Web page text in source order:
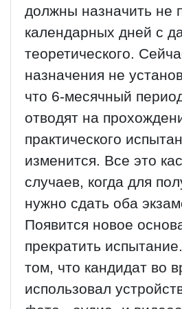
должны назначить не
календарных дней с
теоретического.
назначения не
что 6-месячный
отводят на
практического
изменится. Все это
случаев, когда для
нужно сдать оба
Появится новое
прекратить
том, что кандидат во
использовал